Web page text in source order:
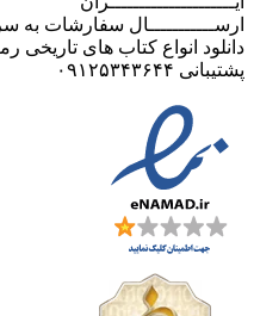
ارســـــــــــال سفارشات به
دانلود انواع کتاب های تاریخی
پشتیبانی ۰۹۱۲۵۳۴۳۶۴۴